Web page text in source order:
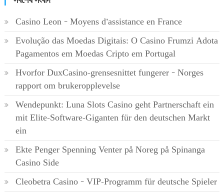
Casino Leon – Moyens d’assistance en France
Evolução das Moedas Digitais: O Casino Frumzi Adota
Pagamentos em Moedas Cripto em Portugal
Hvorfor DuxCasino-grensesnittet fungerer – Norges
rapport om brukeropplevelse
Wendepunkt: Luna Slots Casino geht Partnerschaft ein
mit Elite-Software-Giganten für den deutschen Markt
ein
Ekte Penger Spenning Venter på Noreg på Spinanga
Casino Side
Cleobetra Casino – VIP-Programm für deutsche Spieler